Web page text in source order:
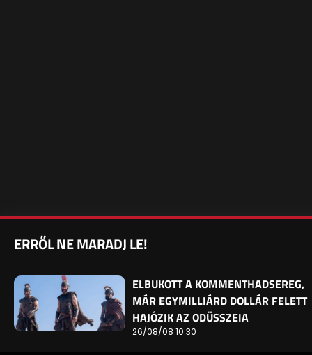
ERRŐL NE MARADJ LE!
ELBUKOTT A KOMMENTHADSEREG,
MÁR EGYMILLIÁRD DOLLÁR FELETT
HAJÓZIK AZ ODÜSSZEIA
26/08/08 10:30